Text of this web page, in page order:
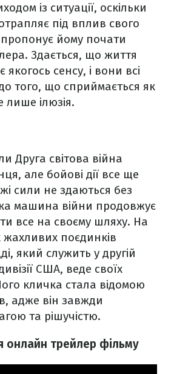
із ситуації, оскільки
під вплив свого
йому почати
Здається, що життя
якогось сенсу, і вони всі
того, що сприймається як
ілюзія.
Друга світова війна
але бойові дії все ще
сили не здаються без
машина війни продовжує
все на своєму шляху. На
жахливих поєдинків
який служить у другій
США, веде своїх
кличка стала відомою
адже він завжди
та рішучістю.
онлайн трейлер фільму